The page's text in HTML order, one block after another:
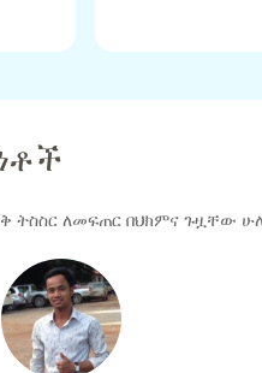
ትስስር ለመፍጠር በህክምና ጉዟቸው